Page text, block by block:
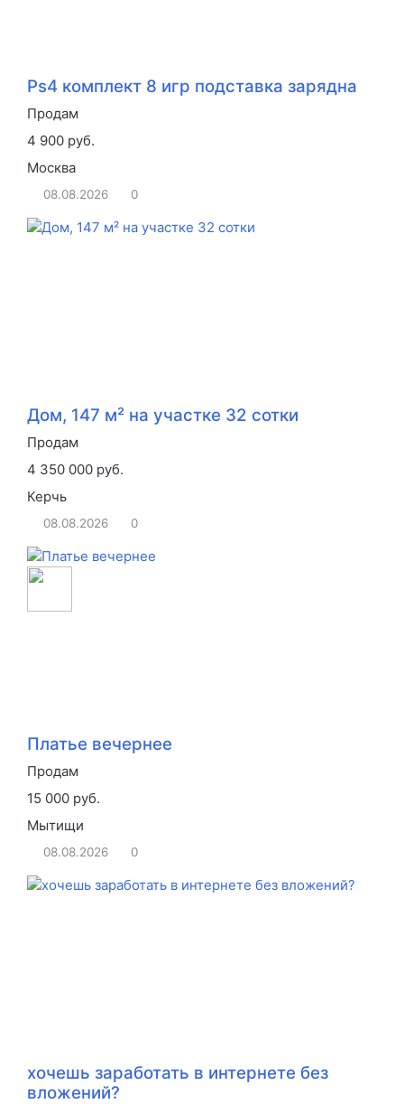
Ps4 комплект 8 игр подставка зарядна
Продам
4 900 руб.
Москва
08.08.2026 0
Дом, 147 м² на участке 32 сотки
Продам
4 350 000 руб.
Керчь
08.08.2026 0
Платье вечернее
Продам
15 000 руб.
Мытищи
08.08.2026 0
хочешь заработать в интернете без
вложений?